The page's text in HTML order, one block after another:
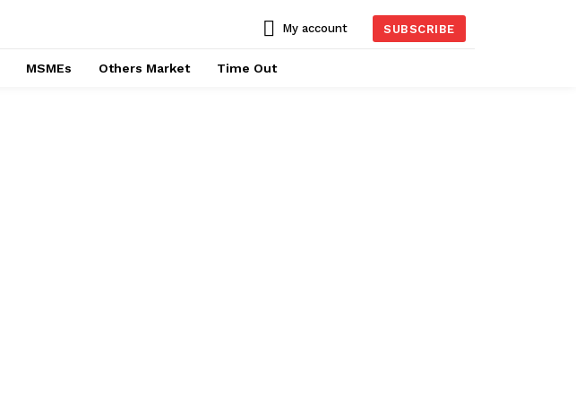
My account SUBSCRIBE
MSMEs Others Market Time Out